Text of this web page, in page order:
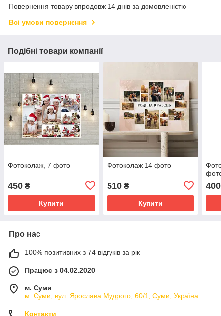
Повернення товару впродовж 14 днів за домовленістю
Всі умови повернення
Подібні товари компанії
Фотоколаж, 7 фото
450 ₴
Купити
Фотоколаж 14 фото
510₴
Купити
400
Про нас
100% позитивних з 74 відгуків за рік
Працює з 04.02.2020
м. Суми
м. Суми, вул. Ярослава Мудрого, 60/1, Суми, Україна
Контакти